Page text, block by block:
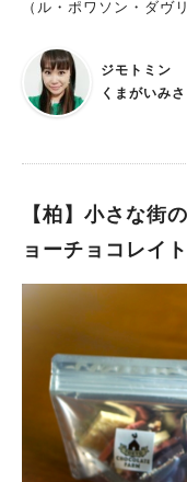
（ル・ポワソン・ダヴ
ジモトミン
くまがいみさ
【柏】小さな街
ョーチョコレイ